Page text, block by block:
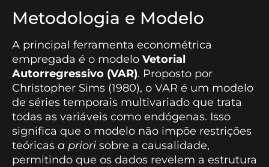
Metodologia e Modelo
A principal ferramenta econométrica
empregada é o modelo Vetorial
Autorregressivo (VAR). Proposto por
Christopher Sims (1980), o VAR é um modelo
de séries temporais multivariado que trata
todas as variáveis como endógenas. Isso
significa que o modelo não impõe restrições
teóricas a priori sobre a causalidade,
permitindo que os dados revelem a estrutura